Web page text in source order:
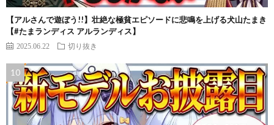
【アルさんで遊ぼう!!】壮絶な極貧エピソードに悲鳴を上げる犬山たまき
【#たまランディス アルランディス】
2025.06.22 切り抜き